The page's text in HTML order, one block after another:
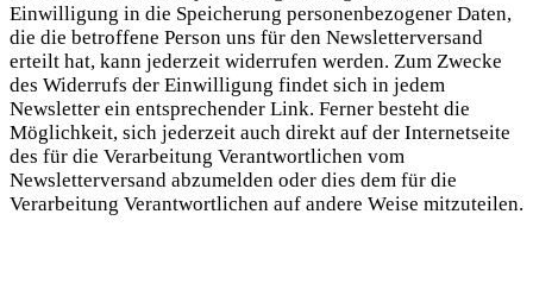
Einwilligung in die Speicherung personenbezogener Daten,
die die betroffene Person uns für den Newsletterversand
erteilt hat, kann jederzeit widerrufen werden. Zum Zwecke
des Widerrufs der Einwilligung findet sich in jedem
Newsletter ein entsprechender Link. Ferner besteht die
Möglichkeit, sich jederzeit auch direkt auf der Internetseite
des für die Verarbeitung Verantwortlichen vom
Newsletterversand abzumelden oder dies dem für die
Verarbeitung Verantwortlichen auf andere Weise mitzuteilen.